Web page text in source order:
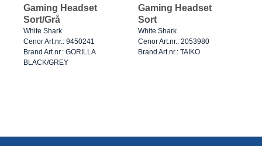
Gaming Headset
Sort/Grå
White Shark
Cenor Art.nr.: 9450241
Brand Art.nr.: GORILLA
BLACK/GREY
Gaming Headset
Sort
White Shark
Cenor Art.nr.: 2053980
Brand Art.nr.: TAIKO